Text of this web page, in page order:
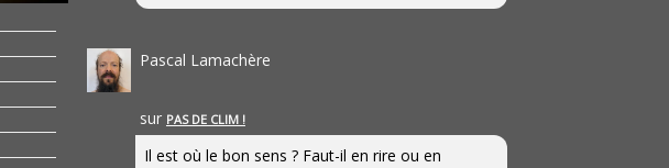
Pascal Lamachère
sur PAS DE CLIM !
Il est où le bon sens ? Faut-il en rire ou en